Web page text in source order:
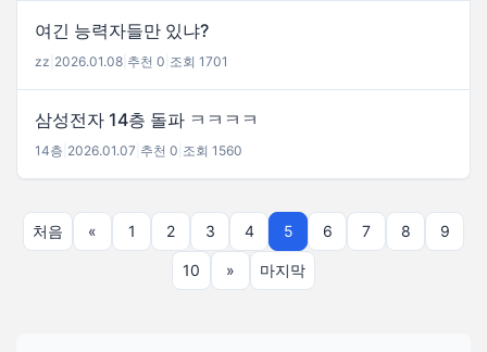
여긴 능력자들만 있냐?
zz 2026.01.08 추천 0 조회 1701
삼성전자 14층 돌파 ㅋㅋㅋㅋ
14층 2026.01.07 추천 0 조회 1560
처음 « 1 2 3 4 5 6 7 8 9
10 » 마지막